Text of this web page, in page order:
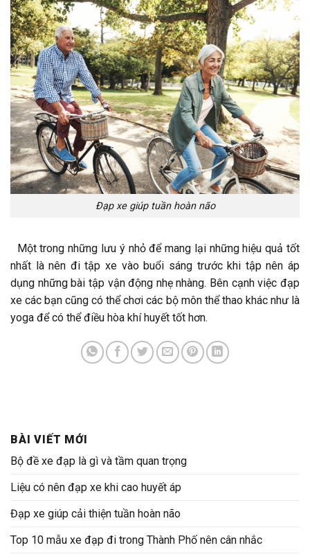
Đạp xe giúp tuần hoàn não
Một trong những lưu ý nhỏ để mang lại những hiệu quả tốt
nhất là nên đi tập xe vào buổi sáng trước khi tập nên áp
dụng những bài tập vận động nhẹ nhàng. Bên cạnh việc đạp
xe các bạn cũng có thể chơi các bộ môn thể thao khác như là
yoga để có thể điều hòa khí huyết tốt hơn.
BÀI VIẾT MỚI
Bộ đề xe đạp là gì và tầm quan trọng
Liệu có nên đạp xe khi cao huyết áp
Đạp xe giúp cải thiện tuần hoàn não
Top 10 mẫu xe đạp đi trong Thành Phố nên cân nhắc